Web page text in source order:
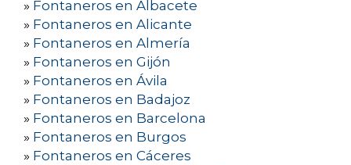
» Fontaneros en Albacete
» Fontaneros en Alicante
» Fontaneros en Almería
» Fontaneros en Gijón
» Fontaneros en Ávila
» Fontaneros en Badajoz
» Fontaneros en Barcelona
» Fontaneros en Burgos
» Fontaneros en Cáceres